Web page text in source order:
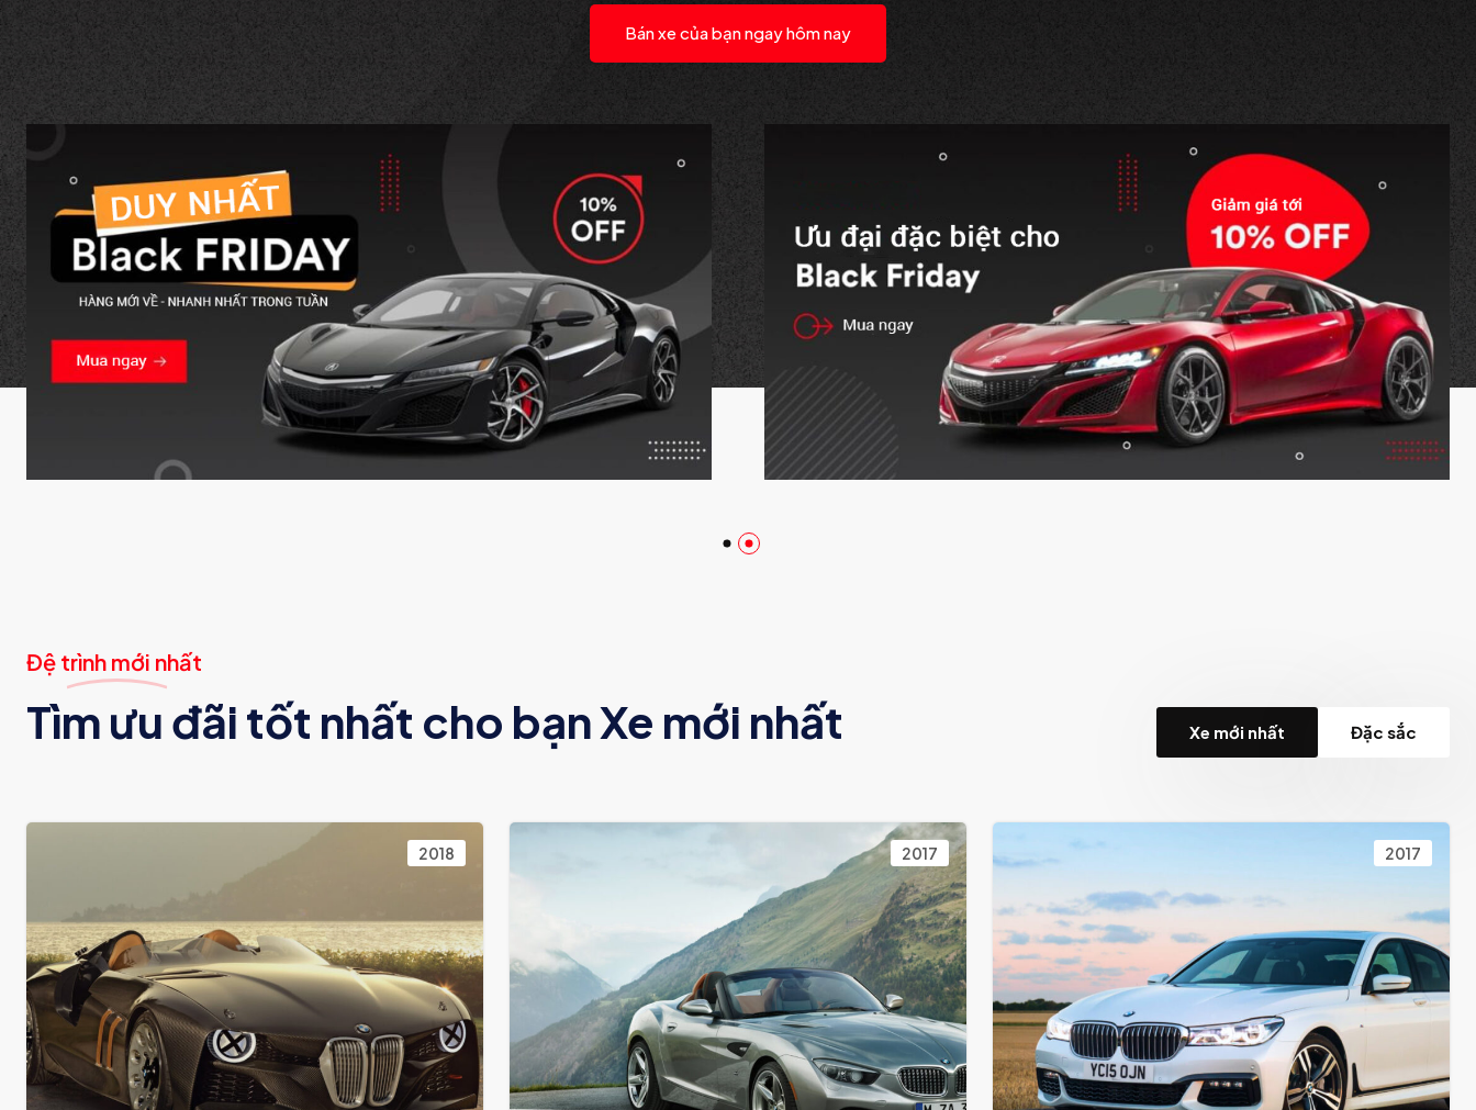
Bán xe của bạn ngay hôm nay
Đệ trình mới nhất
Tìm ưu đãi tốt nhất cho bạn Xe mới nhất Xe mới nhất Đặc sắc
2018 2017 2017